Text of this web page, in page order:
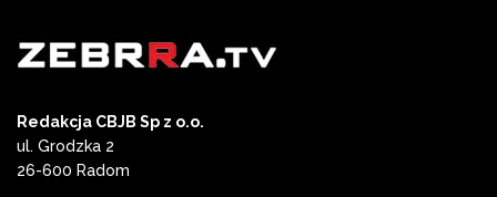
Redakcja CBJB Sp z o.o.
ul. Grodzka 2
26-600 Radom